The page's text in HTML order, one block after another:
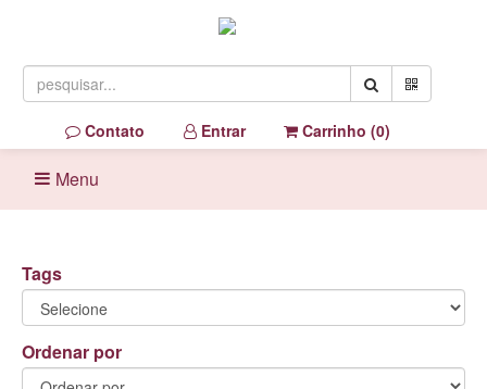
Contato Entrar Carrinho (0)
Menu
Tags
Ordenar por